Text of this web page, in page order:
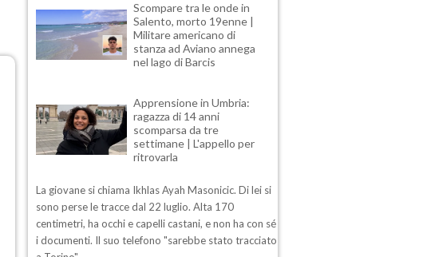
Scompare tra le onde in
Salento, morto 19enne |
Militare americano di
stanza ad Aviano annega
nel lago di Barcis
Apprensione in Umbria:
ragazza di 14 anni
scomparsa da tre
settimane | L'appello per
ritrovarla
La giovane si chiama Ikhlas Ayah Masonicic. Di lei si
sono perse le tracce dal 22 luglio. Alta 170
centimetri, ha occhi e capelli castani, e non ha con sé
i documenti. Il suo telefono "sarebbe stato tracciato